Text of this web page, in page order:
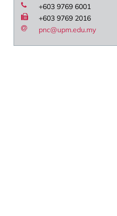
+603 9769 6001
+603 9769 2016
pnc@upm.edu.my